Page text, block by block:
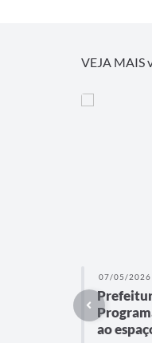
VEJA MAIS
07/05/2026
ao